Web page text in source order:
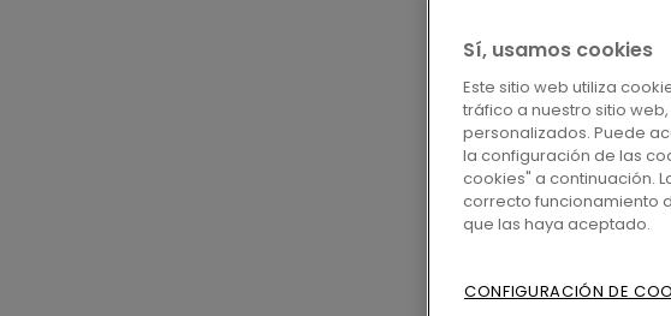
Sí, usamos cookies
Este sitio web utiliza
tráfico a nuestro sitio
personalizados. Puede
la configuración de las
cookies" a continuación.
correcto funcionamiento
que las haya aceptado.
CONFIGURACIÓN DE